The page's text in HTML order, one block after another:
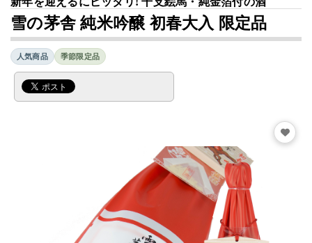
雪の茅舎 純米吟醸 初春大入 限定品
人気商品 季節限定品